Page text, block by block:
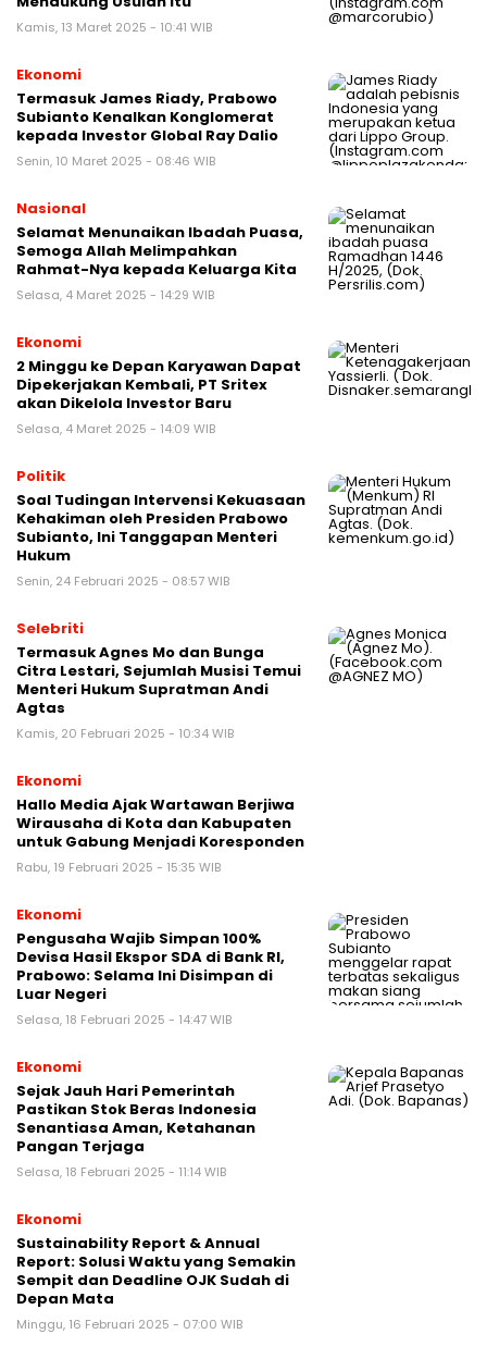
Kamis, 13 Maret 2025 - 10:41 WIB
Ekonomi
Termasuk James Riady, Prabowo
Subianto Kenalkan Konglomerat
kepada Investor Global Ray Dalio
Senin, 10 Maret 2025 - 08:46 WIB
Nasional
Selamat Menunaikan Ibadah Puasa,
Semoga Allah Melimpahkan
Rahmat-Nya kepada Keluarga Kita
Selasa, 4 Maret 2025 - 14:29 WIB
Ekonomi
2 Minggu ke Depan Karyawan Dapat
Dipekerjakan Kembali, PT Sritex
akan Dikelola Investor Baru
Selasa, 4 Maret 2025 - 14:09 WIB
Politik
Soal Tudingan Intervensi Kekuasaan
Kehakiman oleh Presiden Prabowo
Subianto, Ini Tanggapan Menteri
Hukum
Senin, 24 Februari 2025 - 08:57 WIB
Selebriti
Termasuk Agnes Mo dan Bunga
Citra Lestari, Sejumlah Musisi Temui
Menteri Hukum Supratman Andi
Agtas
Kamis, 20 Februari 2025 - 10:34 WIB
Ekonomi
Hallo Media Ajak Wartawan Berjiwa
Wirausaha di Kota dan Kabupaten
untuk Gabung Menjadi Koresponden
Rabu, 19 Februari 2025 - 15:35 WIB
Ekonomi
Pengusaha Wajib Simpan 100%
Devisa Hasil Ekspor SDA di Bank RI,
Prabowo: Selama Ini Disimpan di
Luar Negeri
Selasa, 18 Februari 2025 - 14:47 WIB
Ekonomi
Sejak Jauh Hari Pemerintah
Pastikan Stok Beras Indonesia
Senantiasa Aman, Ketahanan
Pangan Terjaga
Selasa, 18 Februari 2025 - 11:14 WIB
Ekonomi
Sustainability Report & Annual
Report: Solusi Waktu yang Semakin
Sempit dan Deadline OJK Sudah di
Depan Mata
Minggu, 16 Februari 2025 - 07:00 WIB